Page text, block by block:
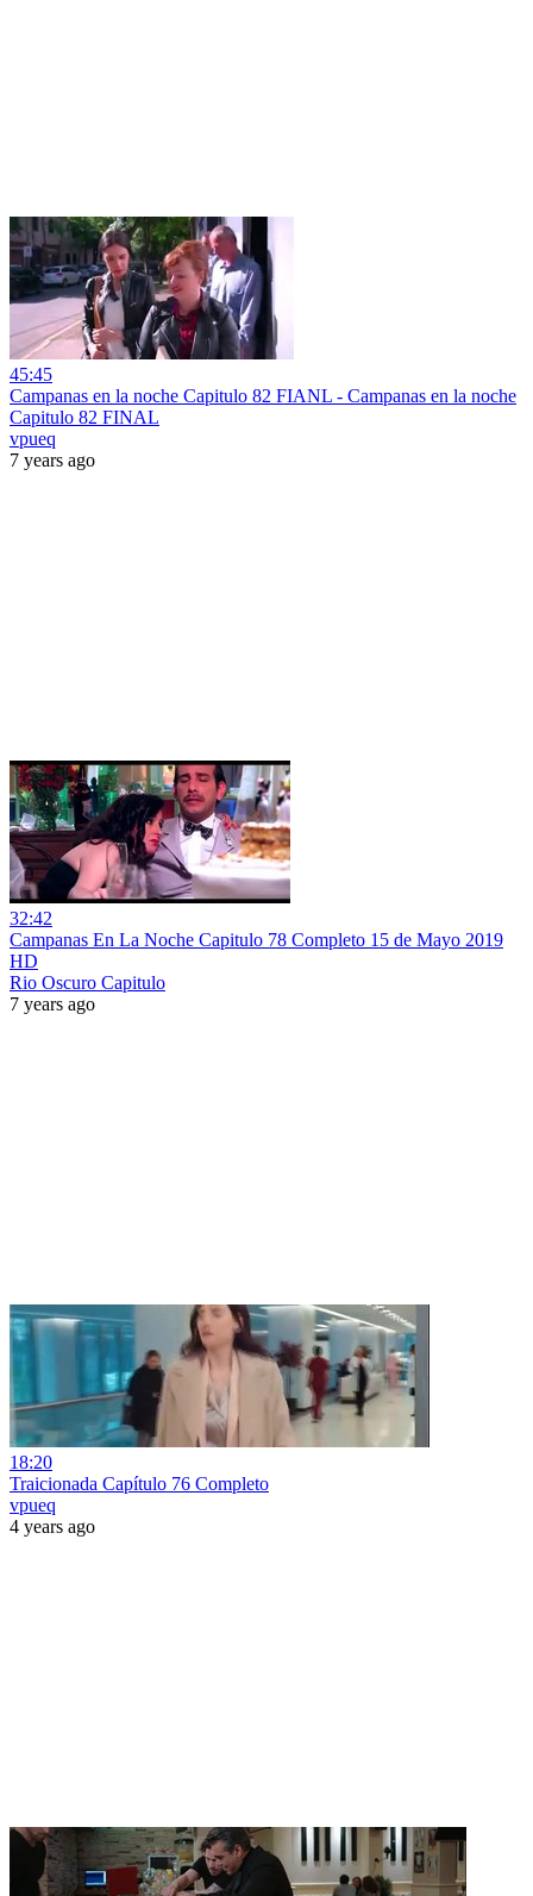
45:45
Campanas en la noche Capitulo 82 FIANL - Campanas en la noche
Capitulo 82 FINAL
vpueq
7 years ago
32:42
Campanas En La Noche Capitulo 78 Completo 15 de Mayo 2019
HD
Rio Oscuro Capitulo
7 years ago
18:20
Traicionada Capítulo 76 Completo
vpueq
4 years ago